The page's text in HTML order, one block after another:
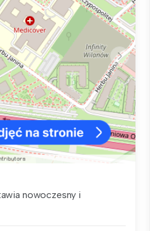
nowoczesny i